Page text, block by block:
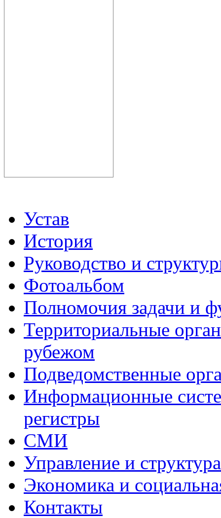
Устав
История
Руководство и
Фотоальбом
Полномочия задачи и
Территориальные
рубежом
Подведомственные
Информационные
регистры
СМИ
Управление и
Экономика и
Контакты